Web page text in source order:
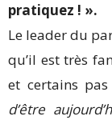
pratiquez ! ».
Le leader du
qu’il est très
et certains pas
d’être